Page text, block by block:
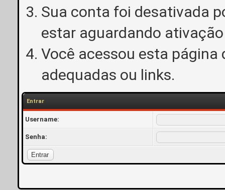
Sua conta foi desativada
estar aguardando
Você acessou esta
adequadas ou links.
Entrar
Username:
Senha: